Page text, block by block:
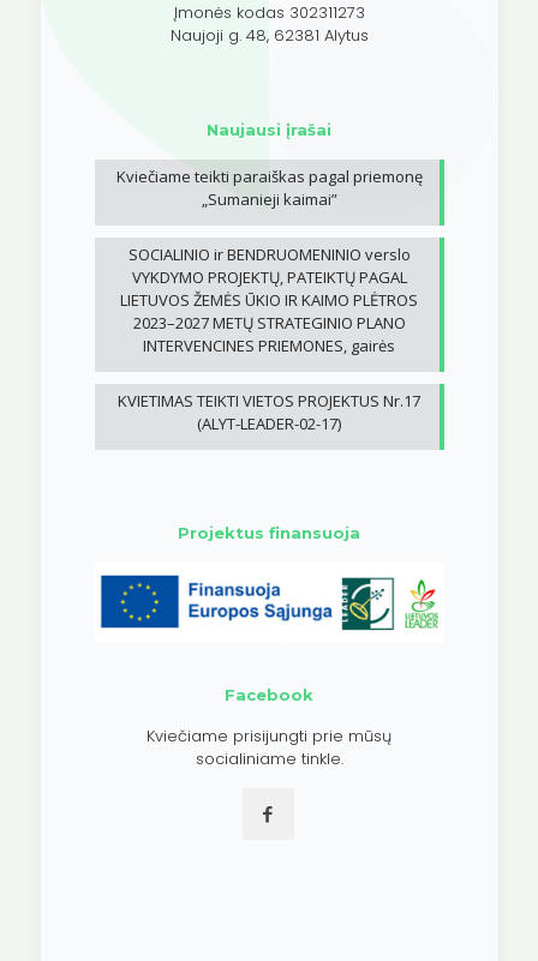
Įmonės kodas 302311273
Naujoji g. 48, 62381 Alytus
Naujausi įrašai
Kviečiame teikti paraiškas pagal priemonę
„Sumanieji kaimai”
SOCIALINIO ir BENDRUOMENINIO verslo
VYKDYMO PROJEKTŲ, PATEIKTŲ PAGAL
LIETUVOS ŽEMĖS ŪKIO IR KAIMO PLĖTROS
2023–2027 METŲ STRATEGINIO PLANO
INTERVENCINES PRIEMONES, gairės
KVIETIMAS TEIKTI VIETOS PROJEKTUS Nr.17
(ALYT-LEADER-02-17)
Projektus finansuoja
Facebook
Kviečiame prisijungti prie mūsų
socialiniame tinkle.